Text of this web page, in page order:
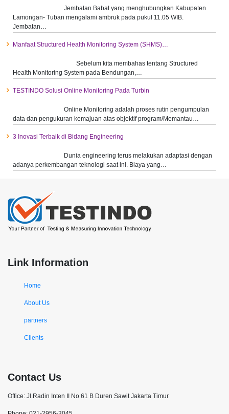
Jembatan Babat yang menghubungkan Kabupaten
Lamongan- Tuban mengalami ambruk pada pukul 11.05 WIB.
Jembatan…
Manfaat Structured Health Monitoring System (SHMS)…
Sebelum kita membahas tentang Structured
Health Monitoring System pada Bendungan,…
TESTINDO Solusi Online Monitoring Pada Turbin
Online Monitoring adalah proses rutin pengumpulan
data dan pengukuran kemajuan atas objektif program/Memantau…
3 Inovasi Terbaik di Bidang Engineering
Dunia engineering terus melakukan adaptasi dengan
adanya perkembangan teknologi saat ini. Biaya yang…
Link Information
Home
About Us
partners
Clients
Contact Us
Office: Jl.Radin Inten II No 61 B Duren Sawit Jakarta Timur